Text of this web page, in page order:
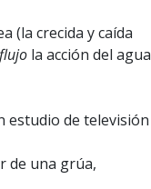
(la crecida y caída
la acción del agua
estudio de televisión
de una grúa,